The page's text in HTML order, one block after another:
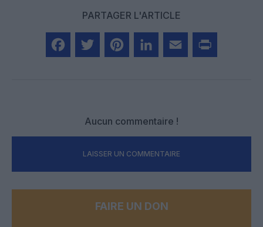
PARTAGER L'ARTICLE
Aucun commentaire !
LAISSER UN COMMENTAIRE
FAIRE UN DON